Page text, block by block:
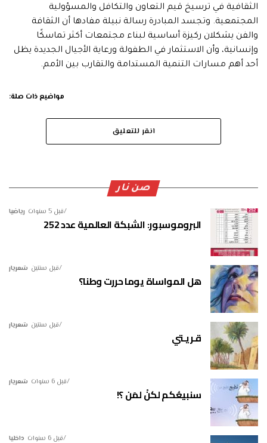
الثقافية في ترسيخ قيم التعاون والتكافل والمسؤولية
المجتمعية. وتجسد المبادرة رسالة نبيلة مفادها أن الثقافة
والفن يشكلان ركيزة أساسية لبناء مجتمعات أكثر تماسكًا
وإنسانية، وأن الاستثمار في الطفولة ورعاية الأجيال الجديدة يظل
أحد أهم مسارات التنمية المستدامة والتقارب بين الأمم.
مواضيع ذات صلة:
انقر للتعليق
صن نار
رياضيا قبل 5 سنوات
البروموسبور: الشبكة العالمية عدد 252
شعريار قبل سنتين
هل المواساة يوما حررت وطنا؟
شعريار قبل سنتين
قـريـتي
شعريار قبل 6 سنوات
سنبيعُكم لكنْ لمَن ؟!
داخليا قبل 6 سنوات